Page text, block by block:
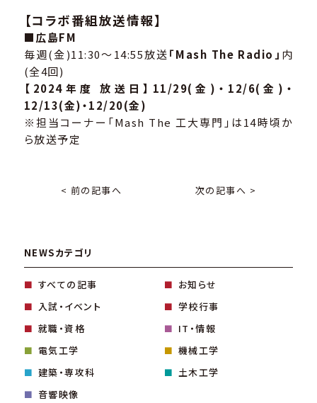
【コラボ番組放送情報】
■広島FM
毎週(金)11:30～14:55放送「Mash The Radio」 内
(全4回)
【2024年度 放送日】11/29(金)・12/6(金)・
12/13(金)・12/20(金)
※担当コーナー「Mash The 工大専門」は14時頃か
ら放送予定
< 前の記事へ 次の記事へ >
NEWSカテゴリ
すべての記事
お知らせ
入試・イベント
学校行事
就職・資格
IT・情報
電気工学
機械工学
建築・専攻科
土木工学
音響映像